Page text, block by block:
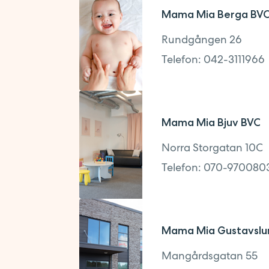
Mama Mia Berga BVC
Rundgången 26
Telefon: 042-3111966
Adress
Rundgången 26
25452,Helsingborg
Telefon:042-3111966
Måndag - Torsdag
Mama Mia Bjuv BVC
Norra Storgatan 10C
Telefon: 070-
Adress
Norra Storgatan 10C
26731,Bjuv
Mama Mia
Mangårdsgatan 55